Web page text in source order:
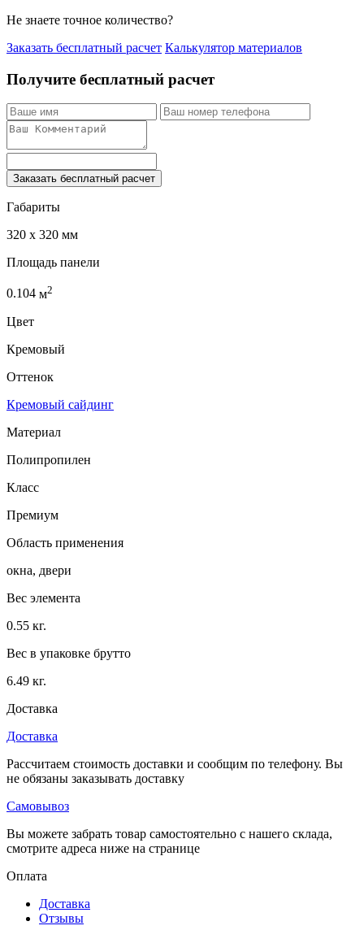
Не знаете точное количество?
Заказать бесплатный расчет Калькулятор материалов
Получите бесплатный расчет
Заказать бесплатный расчет
Габариты
320 x 320 мм
Площадь панели
0.104 м2
Цвет
Кремовый
Оттенок
Кремовый сайдинг
Материал
Полипропилен
Класс
Премиум
Область применения
окна, двери
Вес элемента
0.55 кг.
Вес в упаковке брутто
6.49 кг.
Доставка
Доставка
Рассчитаем стоимость доставки и сообщим по телефону. Вы
не обязаны заказывать доставку
Самовывоз
Вы можете забрать товар самостоятельно с нашего склада,
смотрите адреса ниже на странице
Оплата
Доставка
Отзывы